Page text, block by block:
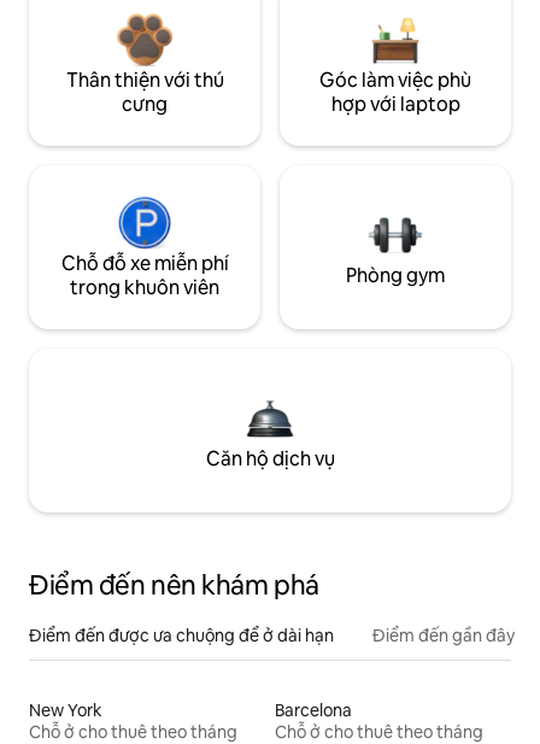
Thân thiện với thú
cưng
Góc làm việc phù
hợp với laptop
Chỗ đỗ xe miễn phí
trong khuôn viên
Phòng gym
Căn hộ dịch vụ
Điểm đến nên khám phá
Điểm đến được ưa chuộng để ở dài hạn Điểm đến gần đây
New York
Chỗ ở cho thuê theo tháng
Barcelona
Chỗ ở cho thuê theo tháng